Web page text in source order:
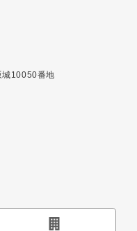
10050番地